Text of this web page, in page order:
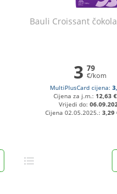
Bauli Croissant
3 79
€/kom
MultiPlusCard cijena:
Cijena za j.m.:12,63
Vrijedi do:
Cijena 02.05.2025.: 3,29